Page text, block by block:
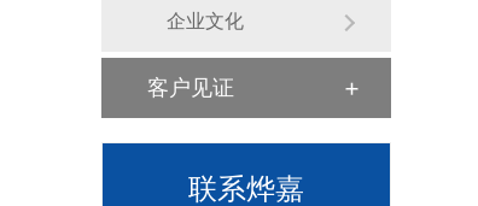
企业文化
客户见证
联系烨嘉